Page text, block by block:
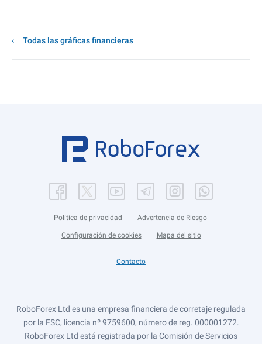
Todas las gráficas financieras
Política de privacidad Advertencia de Riesgo
Configuración de cookies Mapa del sitio
Contacto
RoboForex Ltd es una empresa financiera de corretaje regulada
por la FSC, licencia nº 9759600, número de reg. 000001272.
RoboForex Ltd está registrada por la Comisión de Servicios